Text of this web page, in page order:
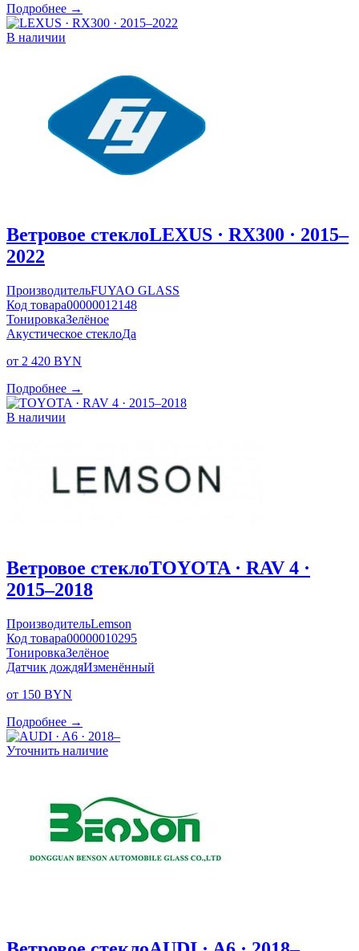
Подробнее →
В наличии
Ветровое стеклоLEXUS · RX300 · 2015–
2022
ПроизводительFUYAO GLASS
Код товара00000012148
ТонировкаЗелёное
Акустическое стеклоДа
от 2 420 BYN
Подробнее →
В наличии
Ветровое стеклоTOYOTA · RAV 4 ·
2015–2018
ПроизводительLemson
Код товара00000010295
ТонировкаЗелёное
Датчик дождяИзменённый
от 150 BYN
Подробнее →
Уточнить наличие